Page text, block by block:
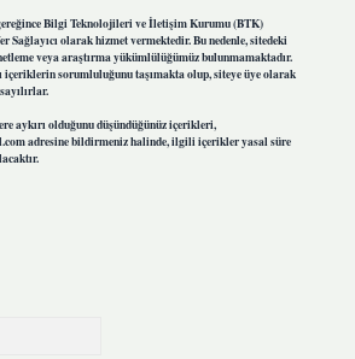
Bilgi Teknolojileri ve İletişim Kurumu (BTK)
Sağlayıcı olarak hizmet vermektedir. Bu nedenle, sitedeki
veya araştırma yükümlülüğümüz bulunmamaktadır.
içeriklerin sorumluluğunu taşımakta olup, siteye üye olarak
aykırı olduğunu düşündüğünüz içerikleri,
adresine bildirmeniz halinde, ilgili içerikler yasal süre